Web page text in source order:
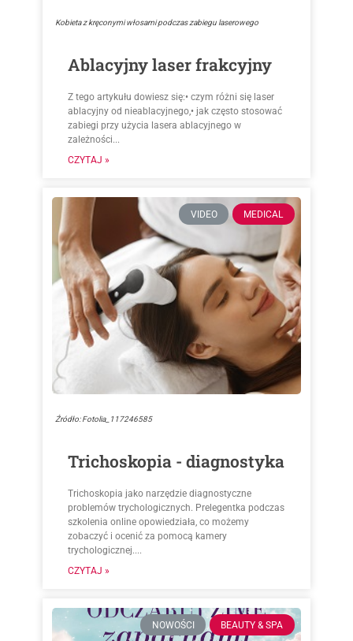
Kobieta z kręconymi włosami podczas zabiegu laserowego
Ablacyjny laser frakcyjny
Z tego artykułu dowiesz się:• czym różni się laser
ablacyjny od nieablacyjnego,• jak często stosować
zabiegi przy użycia lasera ablacyjnego w
zależności...
CZYTAJ »
VIDEO MEDICAL
Źródło: Fotolia_117246585
Trichoskopia - diagnostyka
Trichoskopia jako narzędzie diagnostyczne
problemów trychologicznych. Prelegentka podczas
szkolenia online opowiedziała, co możemy
zobaczyć i ocenić za pomocą kamery
trychologicznej....
CZYTAJ »
NOWOŚCI BEAUTY & SPA